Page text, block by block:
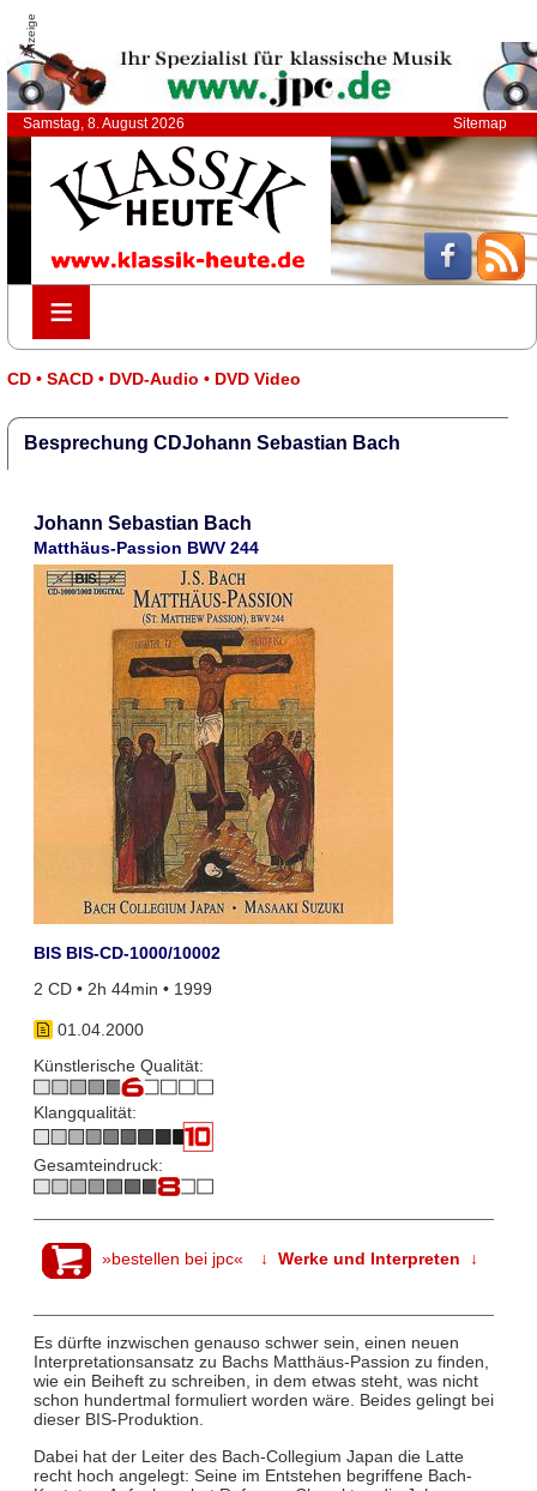
Anzeige
Samstag, 8. August 2026 Sitemap
≡
≡
CD • SACD • DVD-Audio • DVD Video
Besprechung CDJohann Sebastian Bach
Johann Sebastian Bach
Matthäus-Passion BWV 244
BIS BIS-CD-1000/10002
2 CD • 2h 44min • 1999
01.04.2000
Künstlerische Qualität:
Klangqualität:
Gesamteindruck:
»bestellen bei jpc« ↓ Werke und Interpreten ↓
Es dürfte inzwischen genauso schwer sein, einen neuen
Interpretationsansatz zu Bachs Matthäus-Passion zu finden,
wie ein Beiheft zu schreiben, in dem etwas steht, was nicht
schon hundertmal formuliert worden wäre. Beides gelingt bei
dieser BIS-Produktion.
Dabei hat der Leiter des Bach-Collegium Japan die Latte
recht hoch angelegt: Seine im Entstehen begriffene Bach-